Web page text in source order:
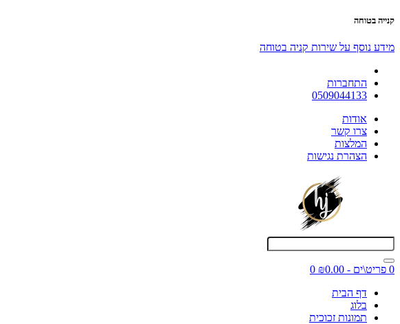
קנייה בטוחה
מידע נוסף על שירות קניה בטוחה
התחברות
0509044133
אודות
צרו קשר
המלצות
הצהרת נגישות
0 פריט\ים - ₪0.00
0
דף הבית
בלוג
תמונות זכוכית